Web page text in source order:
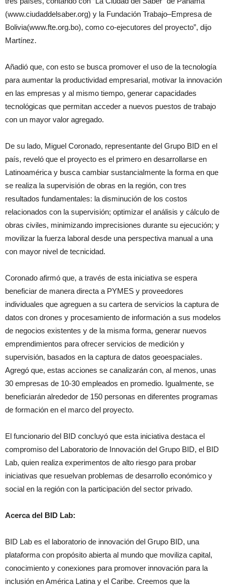
(www.ciudaddelsaber.org) y la Fundación Trabajo–Empresa de
Bolivia(www.fte.org.bo), como co-ejecutores del proyecto”, dijo
Martínez.
Añadió que, con esto se busca promover el uso de la tecnología
para aumentar la productividad empresarial, motivar la innovación
en las empresas y al mismo tiempo, generar capacidades
tecnológicas que permitan acceder a nuevos puestos de trabajo
con un mayor valor agregado.
De su lado, Miguel Coronado, representante del Grupo BID en el
país, reveló que el proyecto es el primero en desarrollarse en
Latinoamérica y busca cambiar sustancialmente la forma en que
se realiza la supervisión de obras en la región, con tres
resultados fundamentales: la disminución de los costos
relacionados con la supervisión; optimizar el análisis y cálculo de
obras civiles, minimizando imprecisiones durante su ejecución; y
movilizar la fuerza laboral desde una perspectiva manual a una
con mayor nivel de tecnicidad.
Coronado afirmó que, a través de esta iniciativa se espera
beneficiar de manera directa a PYMES y proveedores
individuales que agreguen a su cartera de servicios la captura de
datos con drones y procesamiento de información a sus modelos
de negocios existentes y de la misma forma, generar nuevos
emprendimientos para ofrecer servicios de medición y
supervisión, basados en la captura de datos geoespaciales.
Agregó que, estas acciones se canalizarán con, al menos, unas
30 empresas de 10-30 empleados en promedio. Igualmente, se
beneficiarán alrededor de 150 personas en diferentes programas
de formación en el marco del proyecto.
El funcionario del BID concluyó que esta iniciativa destaca el
compromiso del Laboratorio de Innovación del Grupo BID, el BID
Lab, quien realiza experimentos de alto riesgo para probar
iniciativas que resuelvan problemas de desarrollo económico y
social en la región con la participación del sector privado.
Acerca del BID Lab:
BID Lab es el laboratorio de innovación del Grupo BID, una
plataforma con propósito abierta al mundo que moviliza capital,
conocimiento y conexiones para promover innovación para la
inclusión en América Latina y el Caribe. Creemos que la